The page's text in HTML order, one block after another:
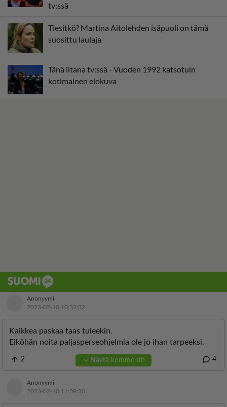
tv:ssä
Tiesitkö? Martina Aitolehden isäpuoli on tämä
suosittu laulaja
Tänä iltana tv:ssä - Vuoden 1992 katsotuin
kotimainen elokuva